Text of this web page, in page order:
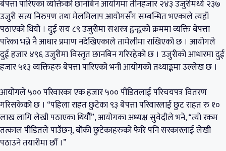
बेपत्ता पारिएका व्यक्तिको छानबिन आयोगमा तीनहजार २४३ उजुरीमध्ये २३७
उजुरी सत्य निरुपण तथा मेलमिलाप आयोगसँग सम्बन्धित भएकाले त्यहाँ
पठाएको थियो । दुई सय ८९ उजुरीमा सशस्त्र द्वन्द्वको क्रममा व्यक्ति बेपत्ता
पारेका भन्ने नै आधार प्रमाण नदेखिएकाले तामेलीमा राखिएको छ । आयोगले
दुई हजार ४९६ उजुरीमा विस्तृत छानबिन गरिरहेको छ । उजुरीको आधारमा दुई
हजार ५१३ व्यक्तिहरु बेपत्ता पारिएको भनी आयोगको तथ्याङ्कमा उल्लेख छ ।
आयोगले ५०० परिवारका एक हजार ५०० पीडितलाई परिचयपत्र वितरण
गरिसकेको छ । “पहिला राहत छुटेका ९३ बेपत्ता परिवारलाई छुट राहत रु १०
लाख लागि लेखी पठाएका थियौैँ”, आयोगका अध्यक्ष सुवेदीले भने, “त्यो रकम
तत्काल पीडितले पाउँछन्, बाँकी छुटेकाहरुको फेरि पनि सरकारलाई लेखी
पठाउने तयारीमा छौँ ।”